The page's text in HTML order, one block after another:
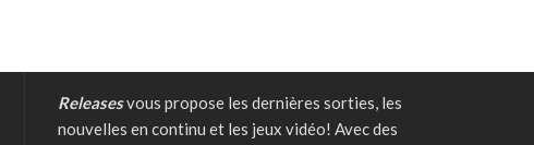
Releasesvous propose les dernières sorties, les
nouvelles en continu et les jeux vidéo! Avec des